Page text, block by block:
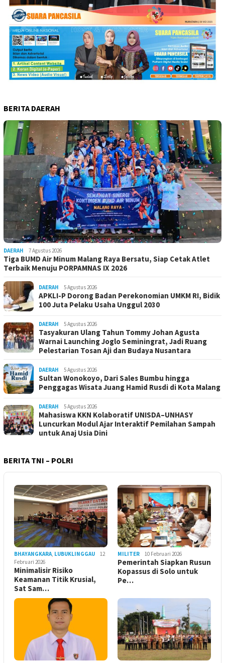
BERITA DAERAH
DAERAH 7 Agustus 2026
Tiga BUMD Air Minum Malang Raya Bersatu, Siap Cetak Atlet
Terbaik Menuju PORPAMNAS IX 2026
DAERAH 5 Agustus 2026
APKLI-P Dorong Badan Perekonomian UMKM RI, Bidik
100 Juta Pelaku Usaha Unggul 2030
DAERAH 5 Agustus 2026
Tasyakuran Ulang Tahun Tommy Johan Agusta
Warnai Launching Joglo Seminingrat, Jadi Ruang
Pelestarian Tosan Aji dan Budaya Nusantara
DAERAH 5 Agustus 2026
Sultan Wonokoyo, Dari Sales Bumbu hingga
Penggagas Wisata Juang Hamid Rusdi di Kota Malang
DAERAH 5 Agustus 2026
Mahasiswa KKN Kolaboratif UNISDA–UNHASY
Luncurkan Modul Ajar Interaktif Pemilahan Sampah
untuk Anaj Usia Dini
BERITA TNI – POLRI
BHAYANGKARA, LUBUKLINGGAU
12
Februari 2026
Minimalisir Risiko
Keamanan Titik Krusial,
Sat Sam…
MILITER 10 Februari 2026
Pemerintah Siapkan Rusun
Kopassus di Solo untuk
Pe…